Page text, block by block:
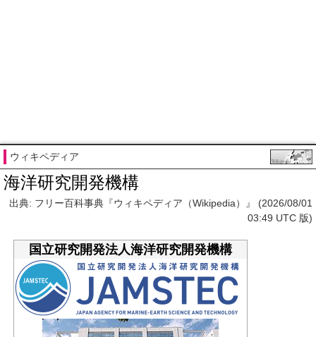
ウィキペディア
海洋研究開発機構
出典: フリー百科事典『ウィキペディア（Wikipedia）』 (2026/08/01
03:49 UTC 版)
国立研究開発法人海洋研究開発機構